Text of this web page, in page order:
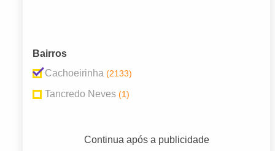
Bairros
Cachoeirinha (2133)
Tancredo Neves (1)
Continua após a publicidade